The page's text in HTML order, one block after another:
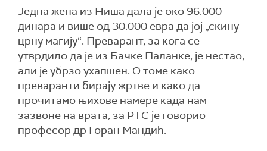
Једна жена из Ниша дала је око 96.000
динара и више од 30.000 евра да јој „скину
црну магију“. Преварант, за кога се
утврдило да је из Бачке Паланке, је нестао,
али је убрзо ухапшен. О томе како
преваранти бирају жртве и како да
прочитамо њихове намере када нам
зазвоне на врата, за РТС је говорио
професор др Горан Мандић.